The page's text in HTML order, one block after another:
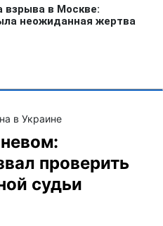
в Украине
проверить
судьи